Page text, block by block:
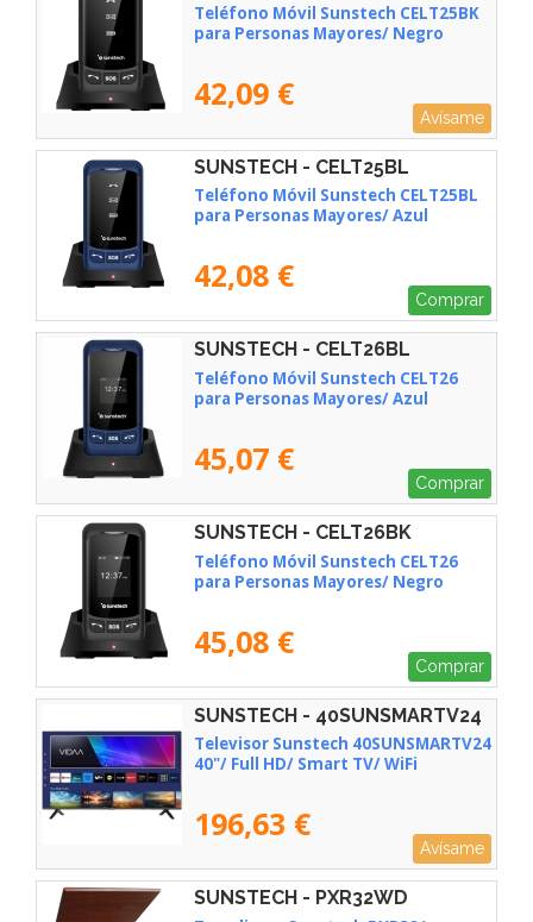
Teléfono Móvil Sunstech CELT25BK
para Personas Mayores/ Negro
42,09 €
Avísame
SUNSTECH - CELT25BL
Teléfono Móvil Sunstech CELT25BL
para Personas Mayores/ Azul
42,08 €
Comprar
SUNSTECH - CELT26BL
Teléfono Móvil Sunstech CELT26
para Personas Mayores/ Azul
45,07 €
Comprar
SUNSTECH - CELT26BK
Teléfono Móvil Sunstech CELT26
para Personas Mayores/ Negro
45,08 €
Comprar
SUNSTECH - 40SUNSMARTV24
Televisor Sunstech 40SUNSMARTV24
40"/ Full HD/ Smart TV/ WiFi
196,63 €
Avísame
SUNSTECH - PXR32WD